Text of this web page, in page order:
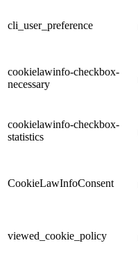
cli_user_preference
cookielawinfo-checkbox-
necessary
cookielawinfo-checkbox-
statistics
CookieLawInfoConsent
viewed_cookie_policy